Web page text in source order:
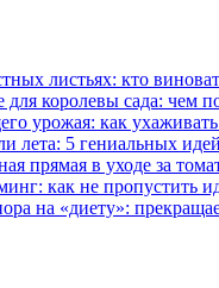
листьях: кто
королевы сада: чем
урожая: как
лета: 5 гениальных
прямая в уходе за
как не пропустить
на «диету»: